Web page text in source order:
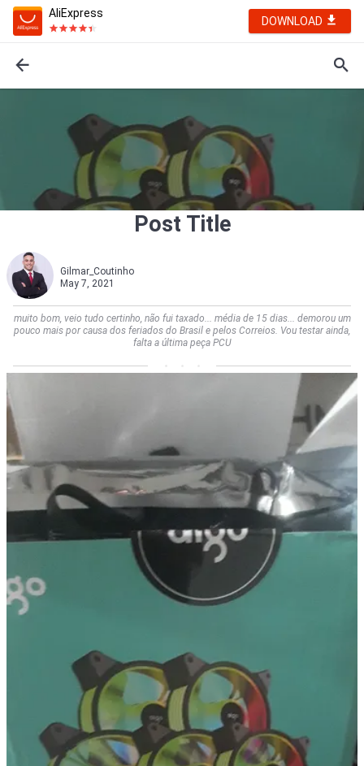
AliExpress
DOWNLOAD
Post Title
Gilmar_Coutinho
May 7, 2021
muito bom, veio tudo certinho, não fui taxado... média de 15 dias... demorou um
pouco mais por causa dos feriados do Brasil e pelos Correios. Vou testar ainda,
falta a última peça PCU